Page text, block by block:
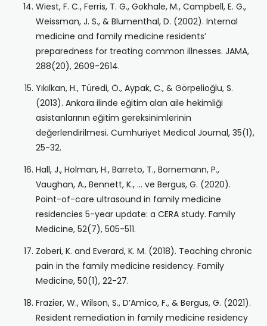
Wiest, F. C., Ferris, T. G., Gokhale, M., Campbell, E. G.,
Weissman, J. S., & Blumenthal, D. (2002). Internal
medicine and family medicine residents’
preparedness for treating common illnesses. JAMA,
288(20), 2609-2614.
Yıkılkan, H., Türedi, Ö., Aypak, C., & Görpelioğlu, S.
(2013). Ankara ilinde eğitim alan aile hekimliği
asistanlarının eğitim gereksinimlerinin
değerlendirilmesi. Cumhuriyet Medical Journal, 35(1),
25-32.
Hall, J., Holman, H., Barreto, T., Bornemann, P.,
Vaughan, A., Bennett, K., … ve Bergus, G. (2020).
Point-of-care ultrasound in family medicine
residencies 5-year update: a CERA study. Family
Medicine, 52(7), 505-511.
Zoberi, K. and Everard, K. M. (2018). Teaching chronic
pain in the family medicine residency. Family
Medicine, 50(1), 22-27.
Frazier, W., Wilson, S., D’Amico, F., & Bergus, G. (2021).
Resident remediation in family medicine residency